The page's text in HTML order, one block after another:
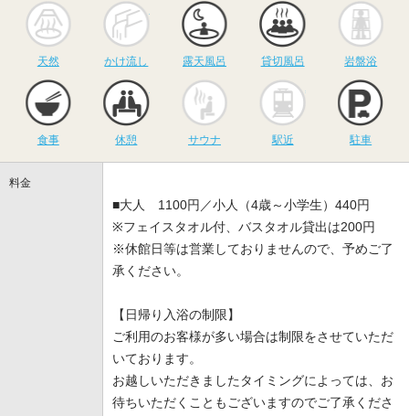
天然
かけ流し
かけ流し
露天風呂
露天風呂
貸切風呂
貸切風呂 岩盤浴
食事 休憩
サウナ
サウナ 駅近 駐車
料金
■大人 1100円／小人（4歳～小学生）440円
※フェイスタオル付、バスタオル貸出は200円
​※休館日等は営業しておりませんので、予めご了
承ください。
【日帰り入浴の制限】
ご利用のお客様が多い場合は制限をさせていただ
いております。
お越しいただきましたタイミングによっては、お
待ちいただくこともございますのでご了承くださ